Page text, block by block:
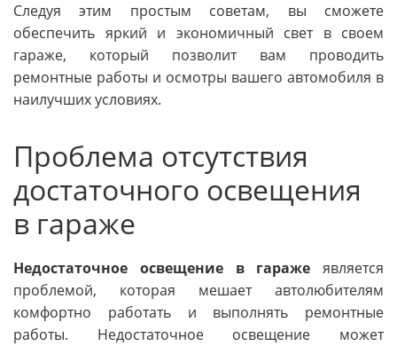
Следуя этим простым советам, вы сможете
обеспечить яркий и экономичный свет в своем
гараже, который позволит вам проводить
ремонтные работы и осмотры вашего автомобиля в
наилучших условиях.
Проблема отсутствия
достаточного освещения
в гараже
Недостаточное освещение в гараже является
проблемой, которая мешает автолюбителям
комфортно работать и выполнять ремонтные
работы. Недостаточное освещение может